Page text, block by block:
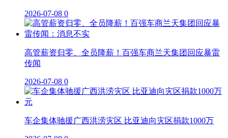
2026-07-08 0
高管薪资归零、全员降薪！百强车商兰天集团回应暴雷
传闻
2026-07-08 0
车企集体驰援广西洪涝灾区 比亚迪向灾区捐款1000万